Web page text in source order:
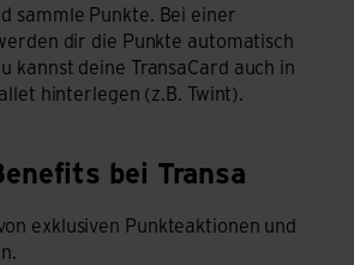
sammle Punkte. Bei einer
dir die Punkte automatisch
kannst deine TransaCard auch in
hinterlegen (z.B. Twint).
bei Transa
exklusiven Punkteaktionen und